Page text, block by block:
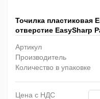
Точилка пластиковая
отверстие EasySharp
Артикул
Производитель
Количество в упаковке
Цена с НДС